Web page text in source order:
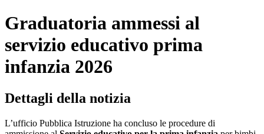
Graduatoria ammessi al
servizio educativo prima
infanzia 2026
Dettagli della notizia
L’ufficio Pubblica Istruzione ha concluso le procedure di